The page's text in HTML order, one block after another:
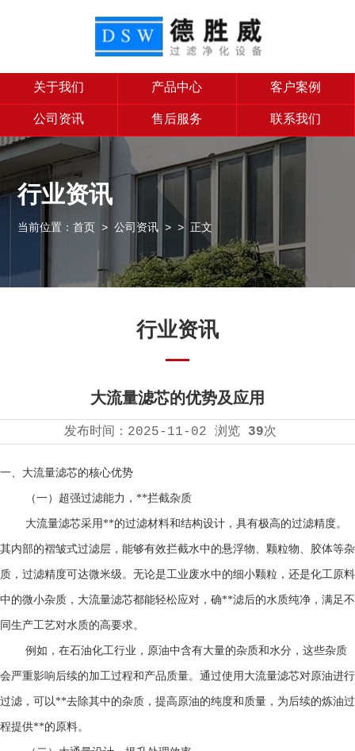
关于我们 产品中心 客户案例
公司资讯 售后服务 联系我们
行业资讯
当前位置：首页 >公司资讯 >> 正文
行业资讯
大流量滤芯的优势及应用
发布时间： 2025-11-02 浏览 39次
一、 大流量滤芯的核心优势
（一）超强过滤能力，**拦截杂质
大流量滤芯采用**的过滤材料和结构设计，具有极高的过滤精度。
其内部的褶皱式过滤层，能够有效拦截水中的悬浮物、颗粒物、胶体等杂
质，过滤精度可达微米级。无论是工业废水中的细小颗粒，还是化工原料
中的微小杂质，大流量滤芯都能轻松应对，确**滤后的水质纯净，满足不
同生产工艺对水质的高要求。
例如，在石油化工行业，原油中含有大量的杂质和水分，这些杂质
会严重影响后续的加工过程和产品质量。通过使用大流量滤芯对原油进行
过滤，可以**去除其中的杂质，提高原油的纯度和质量，为后续的炼油过
程提供**的原料。